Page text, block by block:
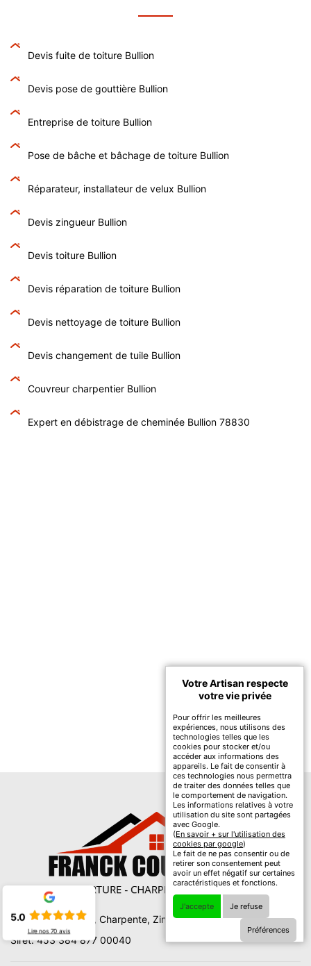
Devis fuite de toiture Bullion
Devis pose de gouttière Bullion
Entreprise de toiture Bullion
Pose de bâche et bâchage de toiture Bullion
Réparateur, installateur de velux Bullion
Devis zingueur Bullion
Devis toiture Bullion
Devis réparation de toiture Bullion
Devis nettoyage de toiture Bullion
Devis changement de tuile Bullion
Couvreur charpentier Bullion
Expert en débistrage de cheminée Bullion 78830
Franck couverture, Charpente, Zinguerie, Couverture 78
Siret: 453 384 877 00040
Votre Artisan respecte
votre vie privée
Pour offrir les meilleures
expériences, nous utilisons des
technologies telles que les
cookies pour stocker et/ou
accéder aux informations des
appareils. Le fait de consentir à
ces technologies nous permettra
de traiter des données telles que
le comportement de navigation.
Les informations relatives à votre
utilisation du site sont partagées
avec Google.
(En savoir + sur l'utilisation des
cookies par google)
Le fait de ne pas consentir ou de
retirer son consentement peut
avoir un effet négatif sur certaines
caractéristiques et fonctions.
J'accepte Je refuse
Préférences
5.0
Lire nos 70 avis